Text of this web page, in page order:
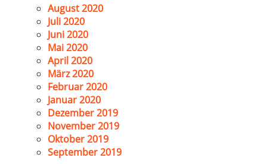
August 2020
Juli 2020
Juni 2020
Mai 2020
April 2020
März 2020
Februar 2020
Januar 2020
Dezember 2019
November 2019
Oktober 2019
September 2019